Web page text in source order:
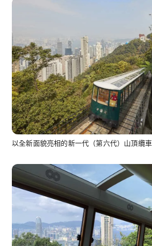
以全新面貌亮相的新一代（第六代）山頂纜車